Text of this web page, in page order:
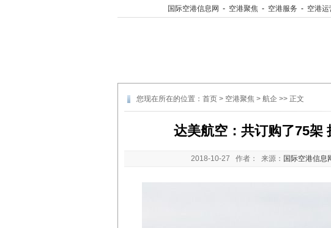
国际空港信息网 - 空港聚焦 - 空港服务 - 空港运
您现在所在的位置： 首页 > 空港聚焦 > 航企 >> 正文
达美航空：共订购了75架
2018-10-27 作者： 来源： 国际空港信息